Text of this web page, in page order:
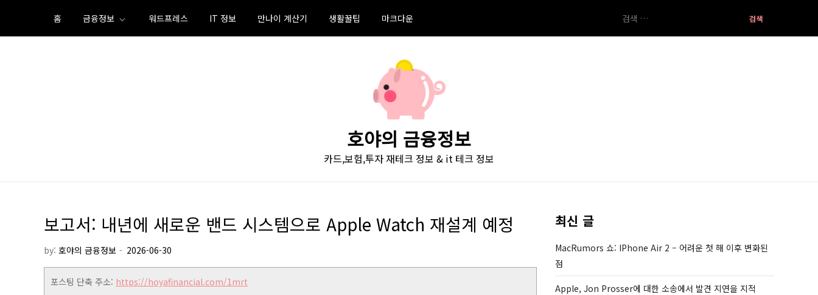
content
홈 금융정보 워드프레스 IT 정보 만나이 계산기 생활꿀팁 마크다운
색:
호야의 금융정보
카드,보험,투자 재테크 정보 & it 테크 정보
보고서: 내년에 새로운 밴드 시스템으로 Apple Watch 재설계 예정
by: 호야의 금융정보
포스팅 단축 주소: https://hoyafinancial.com/1mrt
최신 글
MacRumors 쇼: IPhone Air 2 – 어려운 첫 해 이후 변화된
점
Apple, Jon Prosser에 대한 소송에서 발견 지연을 지적